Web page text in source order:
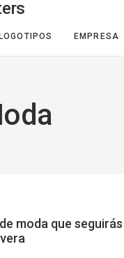
LOGOTIPOS EMPRESA
moda que seguirás